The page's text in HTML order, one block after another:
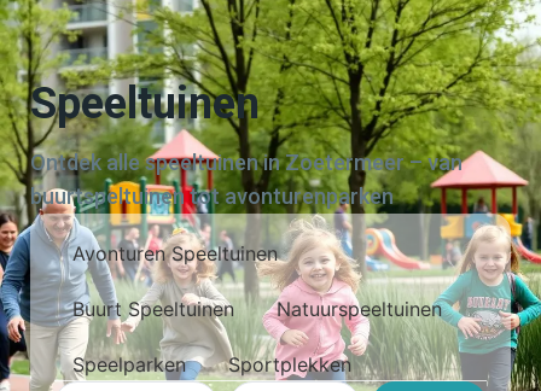
Speeltuinen
Ontdek alle speeltuinen in Zoetermeer – van
buurtspeltuinen tot avonturenparken
Avonturen Speeltuinen
Buurt Speeltuinen Natuurspeeltuinen
Speelparken Sportplekken